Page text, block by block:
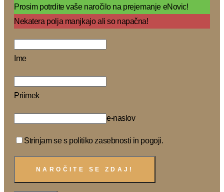
Prosim potrdite vaše naročilo na prejemanje eNovic!
Nekatera polja manjkajo ali so napačna!
Ime
Priimek
e-naslov
Strinjam se s politiko zasebnosti in pogoji.